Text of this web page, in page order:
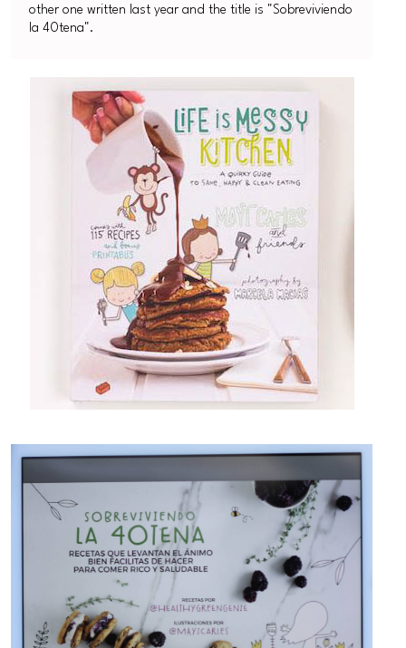
other one written last year and the title is "Sobreviviendo
la 40tena".